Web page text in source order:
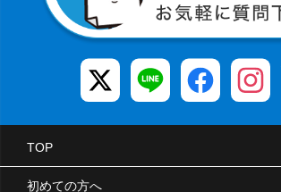
TOP
初めての方へ